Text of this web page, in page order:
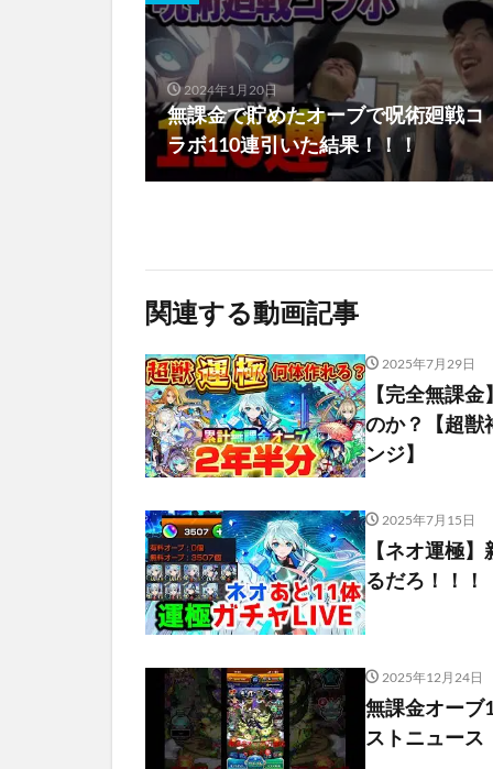
2024年1月20日
無課金で貯めたオーブで呪術廻戦コ
ラボ110連引いた結果！！！
関連する動画記事
2025年7月29日
【完全無課
のか？【超獣
ンジ】
2025年7月15日
【ネオ運極
るだろ！！
2025年12月24日
無課金オーブ
ストニュース